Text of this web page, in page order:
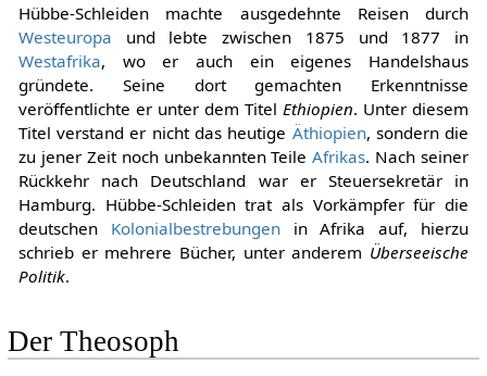
Hübbe-Schleiden machte ausgedehnte Reisen durch
Westeuropa und lebte zwischen 1875 und 1877 in
Westafrika, wo er auch ein eigenes Handelshaus
gründete. Seine dort gemachten Erkenntnisse
veröffentlichte er unter dem Titel Ethiopien. Unter diesem
Titel verstand er nicht das heutige Äthiopien, sondern die
zu jener Zeit noch unbekannten TeileAfrikas. Nach seiner
Rückkehr nach Deutschland war er Steuersekretär in
Hamburg. Hübbe-Schleiden trat als Vorkämpfer für die
deutschen Kolonialbestrebungenin Afrika auf, hierzu
schrieb er mehrere Bücher, unter anderem Überseeische
Politik.
Der Theosoph